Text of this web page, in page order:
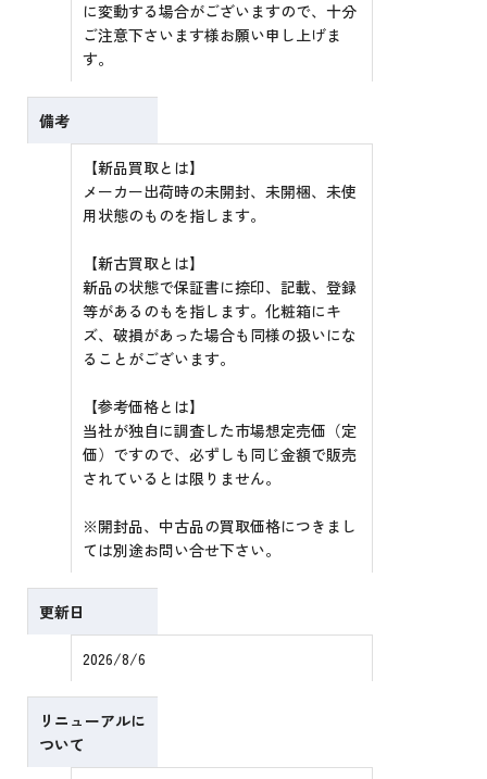
に変動する場合がございますので、十分
ご注意下さいます様お願い申し上げま
す。
備考
【新品買取とは】
メーカー出荷時の未開封、未開梱、未使
用状態のものを指します。
【新古買取とは】
新品の状態で保証書に捺印、記載、登録
等があるのもを指します。化粧箱にキ
ズ、破損があった場合も同様の扱いにな
ることがございます。
【参考価格とは】
当社が独自に調査した市場想定売価（定
価）ですので、必ずしも同じ金額で販売
されているとは限りません。
※開封品、中古品の買取価格につきまし
ては別途お問い合せ下さい。
更新日
2026/8/6
リニューアルに
ついて